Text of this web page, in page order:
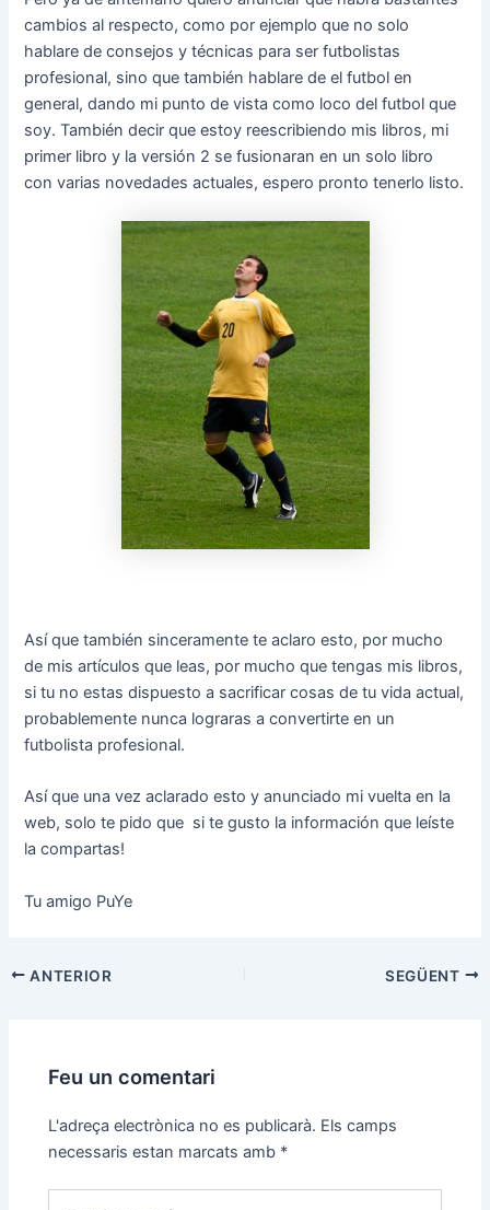
cambios al respecto, como por ejemplo que no solo
hablare de consejos y técnicas para ser futbolistas
profesional, sino que también hablare de el futbol en
general, dando mi punto de vista como loco del futbol que
soy. También decir que estoy reescribiendo mis libros, mi
primer libro y la versión 2 se fusionaran en un solo libro
con varias novedades actuales, espero pronto tenerlo listo.
Así que también sinceramente te aclaro esto, por mucho
de mis artículos que leas, por mucho que tengas mis libros,
si tu no estas dispuesto a sacrificar cosas de tu vida actual,
probablemente nunca lograras a convertirte en un
futbolista profesional.
Así que una vez aclarado esto y anunciado mi vuelta en la
web, solo te pido que si te gusto la información que leíste
la compartas!
Tu amigo PuYe
Navegació
ANTERIOR SEGÜENT
Feu un comentari
L'adreça electrònica no es publicarà. Els camps
necessaris estan marcats amb *